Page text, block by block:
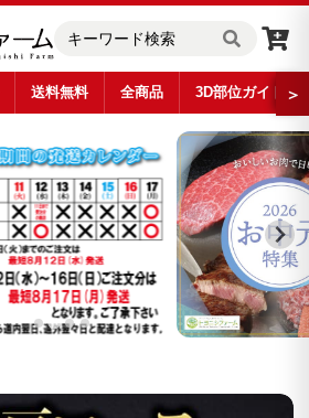
送料無料 全商品 3D部位ガイド ＞